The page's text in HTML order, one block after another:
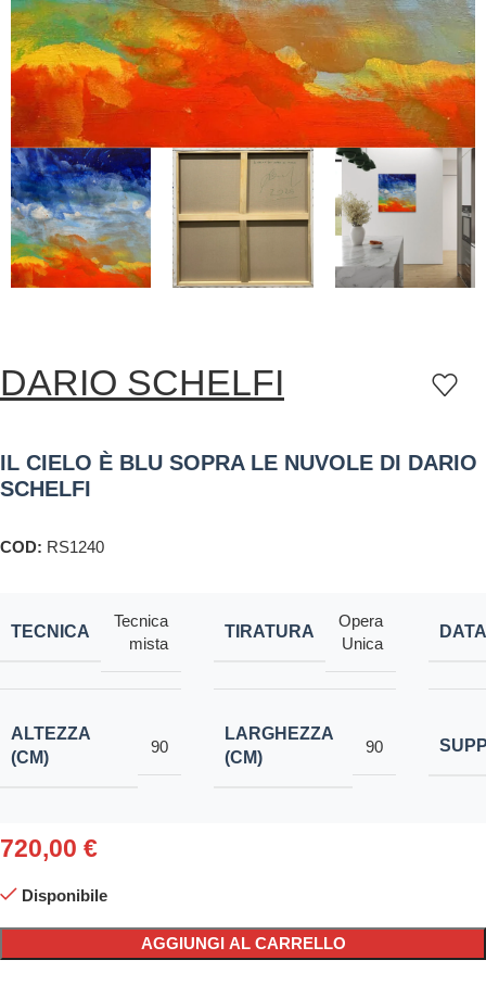
DARIO SCHELFI
IL CIELO È BLU SOPRA LE NUVOLE DI DARIO
SCHELFI
COD: RS1240
TECNICA
Tecnica
mista
TIRATURA
Opera
Unica
DATA
ALTEZZA
(CM)
90
LARGHEZZA
(CM)
90
720,00 €
Disponibile
AGGIUNGI AL CARRELLO